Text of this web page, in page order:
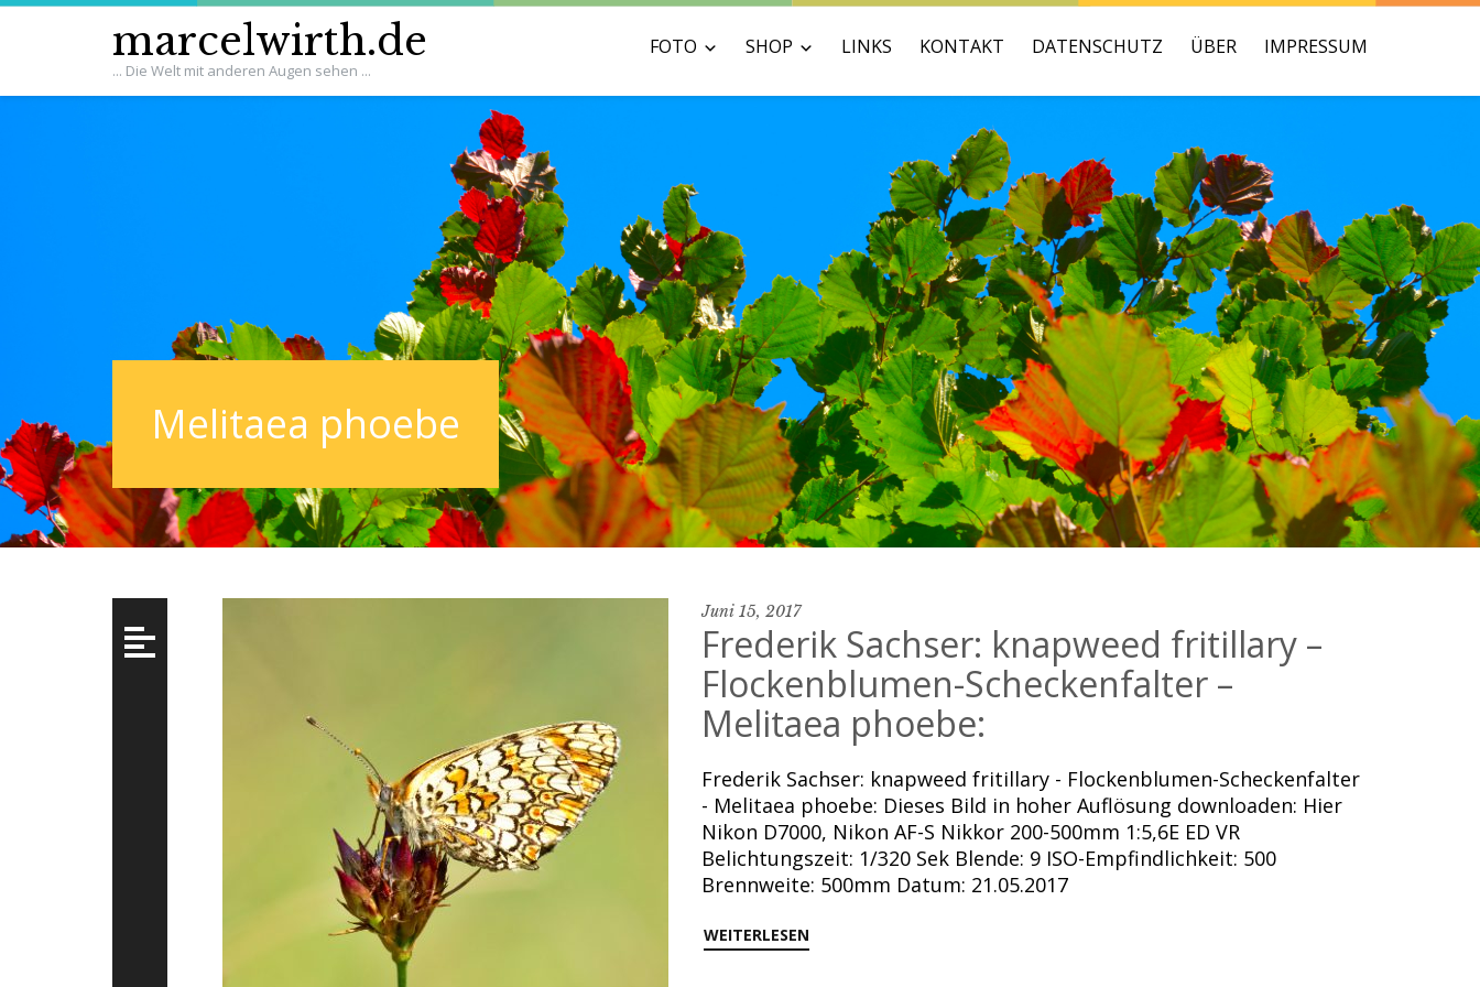
marcelwirth.de
... Die Welt mit anderen Augen sehen ...
FOTO SHOP LINKS KONTAKT DATENSCHUTZ ÜBER IMPRESSUM
Melitaea phoebe
Juni 15, 2017
Frederik Sachser: knapweed fritillary –
Flockenblumen-Scheckenfalter –
Melitaea phoebe:
Frederik Sachser: knapweed fritillary - Flockenblumen-Scheckenfalter
- Melitaea phoebe: Dieses Bild in hoher Auflösung downloaden: Hier
Nikon D7000, Nikon AF-S Nikkor 200-500mm 1:5,6E ED VR
Belichtungszeit: 1/320 Sek Blende: 9 ISO-Empfindlichkeit: 500
Brennweite: 500mm Datum: 21.05.2017
WEITERLESEN